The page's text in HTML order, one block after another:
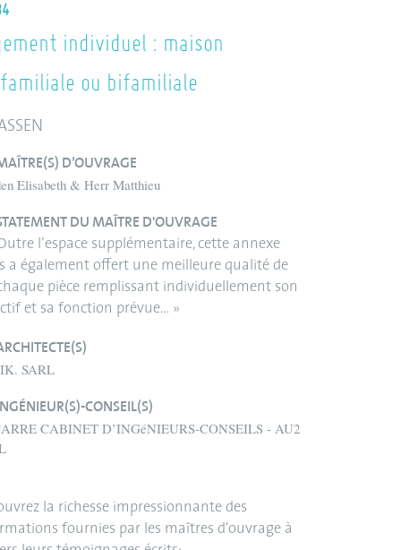
individuel : maison
ou bifamiliale
D’OUVRAGE
Elisabeth & Herr Matthieu
DU MAÎTRE D'OUVRAGE
l’espace supplémentaire, cette annexe
a également offert une meilleure qualité de
pièce remplissant individuellement son
et sa fonction prévue… »
SARL
CONSEIL(S)
CABINET D’INGéNIEURS-CONSEILS - AU2
la richesse impressionnante des
fournies par les maîtres d'ouvrage à